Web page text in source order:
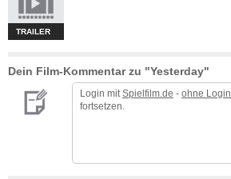
TRAILER
Dein Film-Kommentar zu "Yesterday"
Login mit Spielfilm.de - ohne Login
fortsetzen.